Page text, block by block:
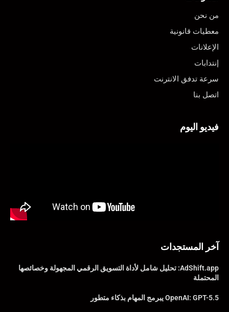
من نحن
معطيات قانونية
الإعلانات
إنتدابات
سرعة تدفق الانترنت
اتصل بنا
فيديو اليوم
آخر المستجدات
AdShift.app: تحليل شامل لأداة التسويق الرقمي المجهولة وخصائصها
المحتملة
OpenAI: GPT-5.5 يبرمج المهام بذكاء متطور